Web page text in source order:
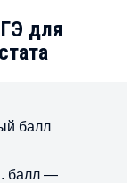
для
балл
балл —